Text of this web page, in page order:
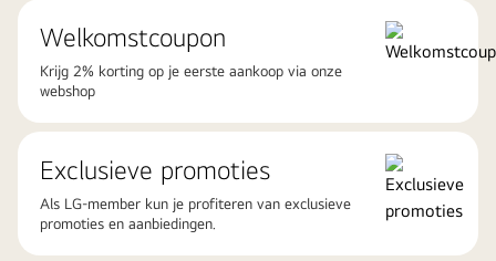
Welkomstcoupon
Krijg 2% korting op je eerste aankoop via onze
webshop
Exclusieve promoties
Als LG-member kun je profiteren van exclusieve
promoties en aanbiedingen.